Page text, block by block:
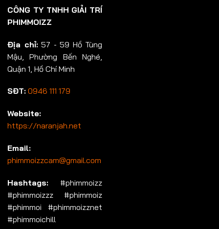
CÔNG TY TNHH GIẢI TRÍ
PHIMMOIZZ
Địa chỉ:57 - 59 Hồ Tùng
Mậu, Phường Bến Nghé,
Quận 1, Hồ Chí Minh
SĐT: 0946 111 179
Website:
https://naranjah.net
Email:
phimmoizzcam@gmail.com
Hashtags: #phimmoizz
#phimmoizzz #phimmoiz
#phimmoi #phimmoizznet
#phimmoichill